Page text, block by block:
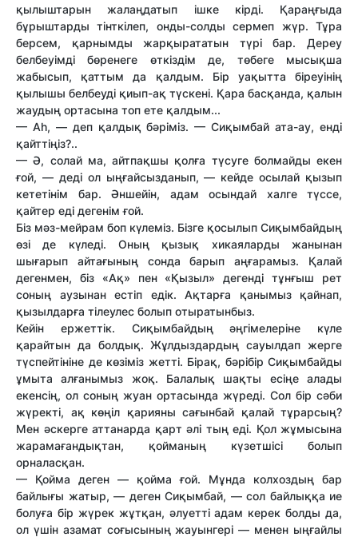
қылыштарын жалаңдатып ішке кірді. Қараңғыда
бұрыштарды тінткілеп, онды-солды сермеп жүр. Тұра
берсем, қарнымды жарқырататын түрі бар. Дереу
белбеуімді бөренеге өткіздім де, төбеге мысықша
жабысып, қаттым да қалдым. Бір уақытта біреуінің
қылышы белбеуді қиып-ақ түскені. Қара басқанда, қалын
жаудың ортасына топ ете қалдым...
— Ah, — деп қалдық бәріміз. — Сиқымбай ата-ау, енді
қайттіңіз?..
— Ә, солай ма, айтпақшы қолға түсуге болмайды екен
ғой, — деді ол ыңғайсызданып, — кейде осылай қызып
кететінім бар. Әншейін, адам осындай халге түссе,
қайтер еді дегенім ғой.
Біз мәз-мейрам боп күлеміз. Бізге қосылып Сиқымбайдың
өзі де күледі. Оның қызық хикаяларды жанынан
шығарып айтағының сонда барып аңғарамыз. Қалай
дегенмен, біз «Ақ» пен «Қызыл» дегенді тұнғыш рет
соның аузынан естіп едік. Ақтарға қанымыз қайнап,
қызылдарға тілеулес болып отыратынбыз.
Кейін ержеттік. Сиқымбайдың әңгімелеріне күле
қарайтын да болдық. Жұлдыздардың сауылдап жерге
түспейтініне де көзіміз жетті. Бірақ, бәрібір Сиқымбайды
ұмыта алғанымыз жоқ. Балалық шақты есіңе алады
екенсің, ол соның жуан ортасында жүреді. Сол бір сәби
жүректі, ақ көңіл қарияны сағынбай қалай тұрарсың?
Мен әскерге аттанарда қарт әлі тың еді. Қол жұмысына
жарамағандықтан, қойманың күзетшісі болып
орналасқан.
— Қойма деген — қойма ғой. Мұнда колхоздың бар
байлығы жатыр, — деген Сиқымбай, — сол байлыққа ие
болуға бір жүрек жұтқан, әлуетті адам керек болды да,
ол үшін азамат соғысының жауынгері — менен ыңғайлы